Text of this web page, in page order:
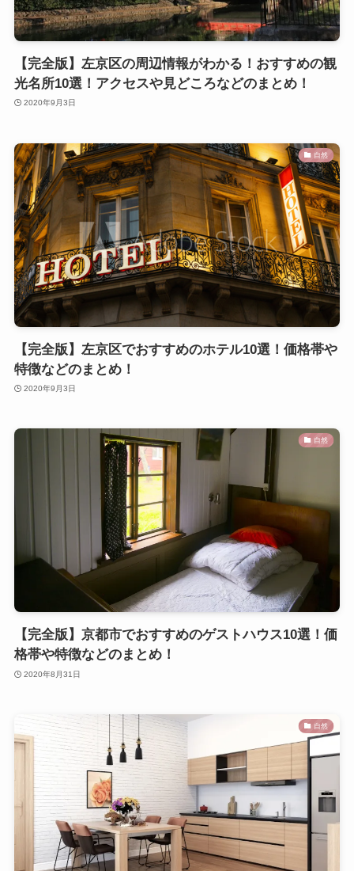
【完全版】左京区の周辺情報がわかる！おすすめの観
光名所10選！アクセスや見どころなどのまとめ！
2020年9月3日
自然
【完全版】左京区でおすすめのホテル10選！価格帯や
特徴などのまとめ！
2020年9月3日
自然
【完全版】京都市でおすすめのゲストハウス10選！価
格帯や特徴などのまとめ！
2020年8月31日
自然